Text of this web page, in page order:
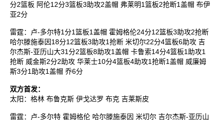
分2篮板 阿伦12分3篮板3助攻2盖帽 弗莱明1篮板2抢断1盖帽 布伊
亚2分
雷霆：卢-多尔特1分1篮板1盖帽 霍姆格伦24分12篮板3助攻2抢断
哈尔滕施泰因18分12篮板3助攻1抢断 米切尔22分4篮板6助攻 吉
尔杰斯-亚历山大31分2篮板8助攻1盖帽 卡鲁索14分4篮板1助攻1
抢断 威金斯2分2助攻 华莱士10分4篮板4助攻1抢断1盖帽 威廉姆
斯3分1助攻1盖帽 乔6分
双方首发：
太阳：格林 布鲁克斯 伊戈达罗 布克 吉莱斯皮
雷霆：卢-多尔特 霍姆格伦 哈尔滕施泰因 米切尔 吉尔杰斯-亚历山